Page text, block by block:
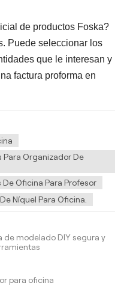
de productos Foska?
Puede seleccionar los
que le interesan y
factura proforma en
Para Organizador De
De Oficina Para Profesor
Níquel Para Oficina.
de modelado DIY segura y
para oficina